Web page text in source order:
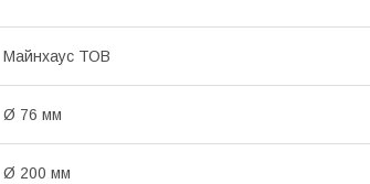
Майнхаус ТОВ
Ø 76 мм
Ø 200 мм